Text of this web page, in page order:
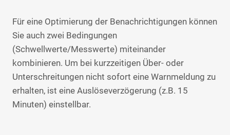
Für eine Optimierung der Benachrichtigungen können
Sie auch zwei Bedingungen
(Schwellwerte/Messwerte) miteinander
kombinieren. Um bei kurzzeitigen Über- oder
Unterschreitungen nicht sofort eine Warnmeldung zu
erhalten, ist eine Auslöseverzögerung (z.B. 15
Minuten) einstellbar.